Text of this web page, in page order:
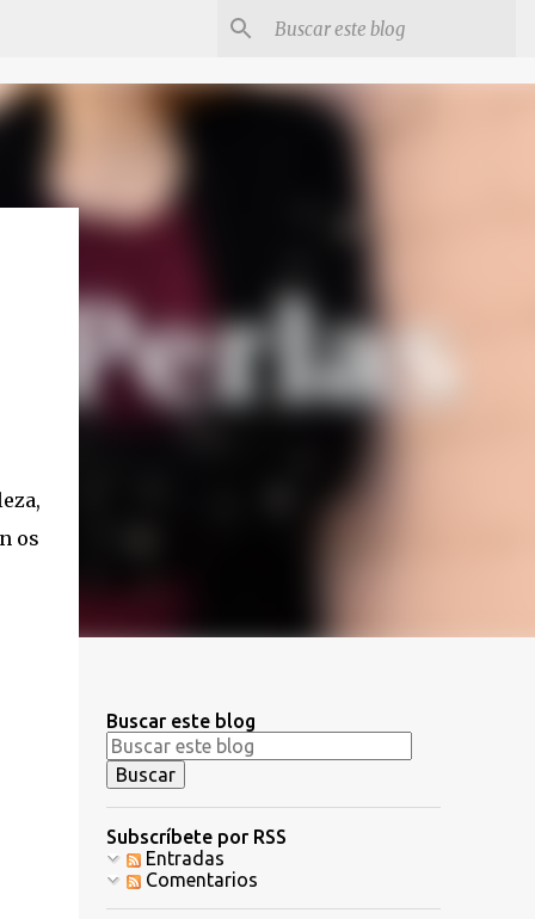
os
Buscar este blog
Subscríbete por RSS
Entradas
Comentarios